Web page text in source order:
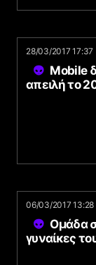
28/03/2017 17:37
Mobile
απειλή το
06/03/2017 13:28
Ομάδα
γυναίκες